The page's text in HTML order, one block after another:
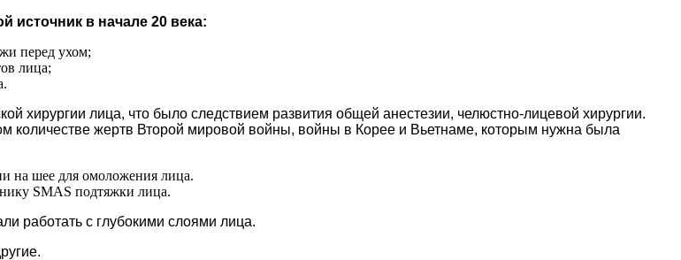
источник в начале 20 века:
перед ухом;
лица;
хирургии лица, что было следствием развития общей анестезии, челюстно-лицевой хирургии.
жертв Второй мировой войны, войны в Корее и Вьетнаме, которым нужна была
на шее для омоложения лица.
SMAS подтяжки лица.
работать с глубокими слоями лица.